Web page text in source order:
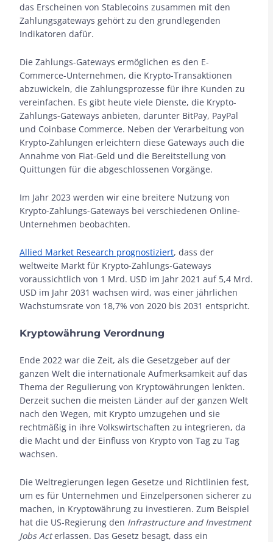
das Erscheinen von Stablecoins zusammen mit den
Zahlungsgateways gehört zu den grundlegenden
Indikatoren dafür.
Die Zahlungs-Gateways ermöglichen es den E-
Commerce-Unternehmen, die Krypto-Transaktionen
abzuwickeln, die Zahlungsprozesse für ihre Kunden zu
vereinfachen. Es gibt heute viele Dienste, die Krypto-
Zahlungs-Gateways anbieten, darunter BitPay, PayPal
und Coinbase Commerce. Neben der Verarbeitung von
Krypto-Zahlungen erleichtern diese Gateways auch die
Annahme von Fiat-Geld und die Bereitstellung von
Quittungen für die abgeschlossenen Vorgänge.
Im Jahr 2023 werden wir eine breitere Nutzung von
Krypto-Zahlungs-Gateways bei verschiedenen Online-
Unternehmen beobachten.
Allied Market Research prognostiziert, dass der
weltweite Markt für Krypto-Zahlungs-Gateways
voraussichtlich von 1 Mrd. USD im Jahr 2021 auf 5,4 Mrd.
USD im Jahr 2031 wachsen wird, was einer jährlichen
Wachstumsrate von 18,7% von 2020 bis 2031 entspricht.
Kryptowährung Verordnung
Ende 2022 war die Zeit, als die Gesetzgeber auf der
ganzen Welt die internationale Aufmerksamkeit auf das
Thema der Regulierung von Kryptowährungen lenkten.
Derzeit suchen die meisten Länder auf der ganzen Welt
nach den Wegen, mit Krypto umzugehen und sie
rechtmäßig in ihre Volkswirtschaften zu integrieren, da
die Macht und der Einfluss von Krypto von Tag zu Tag
wachsen.
Die Weltregierungen legen Gesetze und Richtlinien fest,
um es für Unternehmen und Einzelpersonen sicherer zu
machen, in Kryptowährung zu investieren. Zum Beispiel
hat die US-Regierung den Infrastructure and Investment
Jobs Acterlassen. Das Gesetz besagt, dass ein